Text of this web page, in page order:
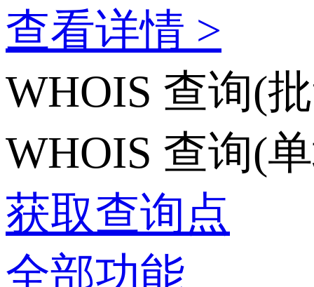
查看详情 >
WHOIS 查询(
WHOIS 查询(
获取查询点
全部功能